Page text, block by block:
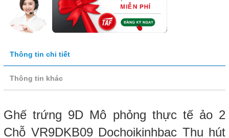
Thông tin chi tiết
Thông tin khác
Ghế trứng 9D Mô phỏng thực tế ảo 2
Chỗ VR9DKB09 Dochoikinhbac Thu hút